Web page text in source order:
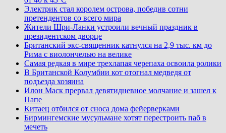
Электрик стал королем острова, победив сотни
претендентов со всего мира
Жители Шри-Ланки устроили вечный праздник в
президентском дворце
Британский экс-священник катнулся на 2,9 тыс. км до
Рима с виолончелью на велике
Самая редкая в мире трехлапая черепаха освоила ролики
В Британской Колумбии кот отогнал медведя от
подъезда хозяина
Илон Маск прервал девятидневное молчание и зашел к
Папе
Китаец отбился от сноса дома фейерверками
Бирмингемские мусульмане хотят перестроить паб в
мечеть